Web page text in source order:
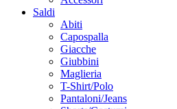
Saldi
Abiti
Capospalla
Giacche
Giubbini
Maglieria
T-Shirt/Polo
Pantaloni/Jeans